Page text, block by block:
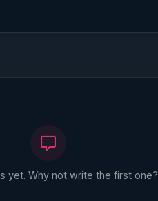
yet. Why not write the first one?